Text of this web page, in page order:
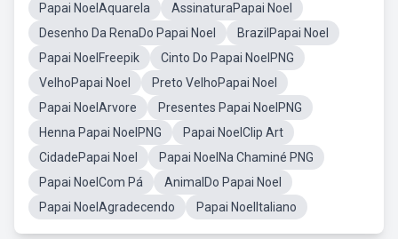
Papai NoelAquarela
AssinaturaPapai Noel
Desenho Da RenaDo Papai Noel
BrazilPapai Noel
Papai NoelFreepik
Cinto Do Papai NoelPNG
VelhoPapai Noel
Preto VelhoPapai Noel
Papai NoelArvore
Presentes Papai NoelPNG
Henna Papai NoelPNG
Papai NoelClip Art
CidadePapai Noel
Papai NoelNa Chaminé PNG
Papai NoelCom Pá
AnimalDo Papai Noel
Papai NoelAgradecendo
Papai NoelItaliano